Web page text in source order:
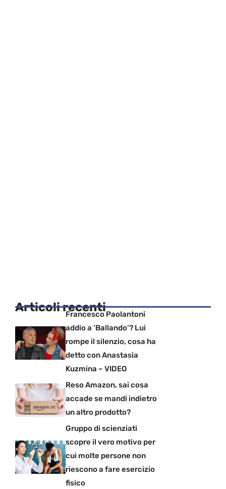
Articoli recentiFrancesco Paolantoni
addio a ‘Ballando’? Lui
rompe il silenzio, cosa ha
detto con Anastasia
Kuzmina – VIDEO
Reso Amazon, sai cosa
accade se mandi indietro
un altro prodotto?
Gruppo di scienziati
scopre il vero motivo per
cui molte persone non
riescono a fare esercizio
fisico